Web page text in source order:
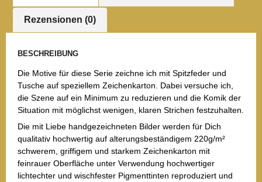
Rezensionen (0)
BESCHREIBUNG
Die Motive für diese Serie zeichne ich mit Spitzfeder und
Tusche auf speziellem Zeichenkarton. Dabei versuche ich,
die Szene auf ein Minimum zu reduzieren und die Komik der
Situation mit möglichst wenigen, klaren Strichen festzuhalten.
Die mit Liebe handgezeichneten Bilder werden für Dich
qualitativ hochwertig auf alterungsbeständigem 220g/m²
schwerem, griffigem und starkem Zeichenkarton mit
feinrauer Oberfläche unter Verwendung hochwertiger
lichtechter und wischfester Pigmenttinten reproduziert und